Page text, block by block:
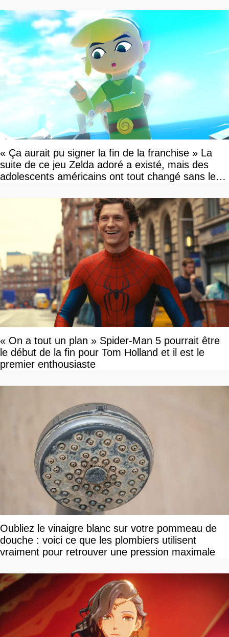
« Ça aurait pu signer la fin de la franchise » La
suite de ce jeu Zelda adoré a existé, mais des
adolescents américains ont tout changé sans le
« On a tout un plan » Spider-Man 5 pourrait être
le début de la fin pour Tom Holland et il est le
premier enthousiaste
Oubliez le vinaigre blanc sur votre pommeau de
douche : voici ce que les plombiers utilisent
vraiment pour retrouver une pression maximale